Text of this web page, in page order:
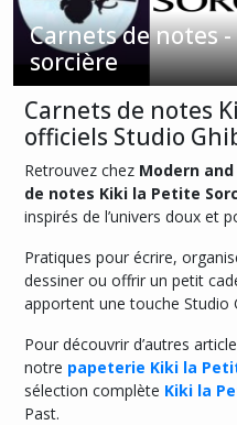
Carnets de notes
sorcière
Carnets de notes
officiels Studio
Retrouvez chez Modern
de notes Kiki la Petite
inspirés de l’univers doux et
Pratiques pour écrire,
dessiner ou offrir un petit
apportent une touche Studio
Pour découvrir d’autres
notre papeterie Kiki la
sélection complète Kiki la
Past.
Agendas
-
Kiki
la
petite
sorcière
(1)
-
Kiki
la
sorcière
(2)